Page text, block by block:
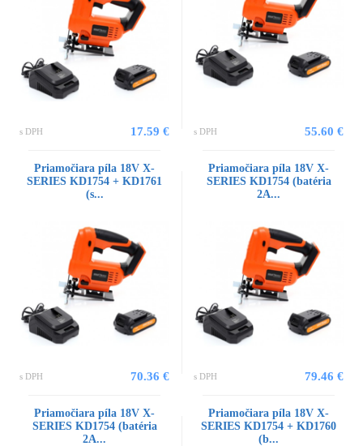
s DPH 17.59 € s DPH 55.60 €
Priamočiara píla 18V X-
SERIES KD1754 + KD1761
(s...
s DPH 70.36 €
Priamočiara píla 18V X-
SERIES KD1754 (batéria
2A...
s DPH 79.46 €
Priamočiara píla 18V X-
SERIES KD1754 (batéria
2A...
Priamočiara píla 18V X-
SERIES KD1754 + KD1760
(b...